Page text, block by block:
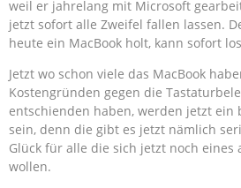
weil er jahrelang mit Microsoft
jetzt sofort alle Zweifel fallen lassen.
heute ein MacBook holt, kann sofort
Jetzt wo schon viele das MacBook
Kostengründen gegen die
entschienden haben, werden jetzt ein
sein, denn die gibt es jetzt nämlich
Glück für alle die sich jetzt noch eines
wollen.